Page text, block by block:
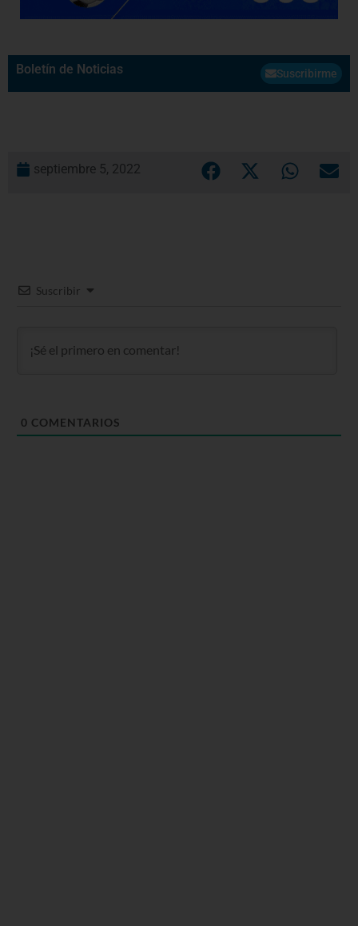
Boletín de Noticias Suscribirme
septiembre 5, 2022
Suscribir
0 COMENTARIOS